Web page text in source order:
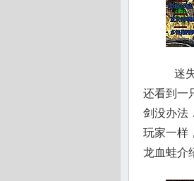
迷
还看到一
剑没办法
玩家一样
龙血蛙介